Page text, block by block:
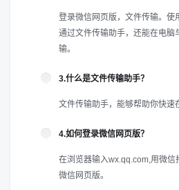
登录微信网页版，文件传输。使
通过文件传输助手，还能在电脑
输。
3.什么是文件传输助手？
文件传输助手，能够帮助你快速
4.如何登录微信网页版？
在浏览器输入wx.qq.com,用微
微信网页版。